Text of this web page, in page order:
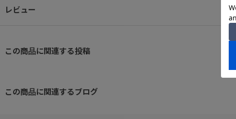
13.3インチPC：W31×H22×D2.4㎝
背面へは素早く出し入れできて滑り落ちにくい構造のスマートフォン専用
ミニマムなデザインで、小物を収納しすぐに取り出せる外装ポケットを設置
レビュー
この商品に関連する投稿
この商品に関連するブログ